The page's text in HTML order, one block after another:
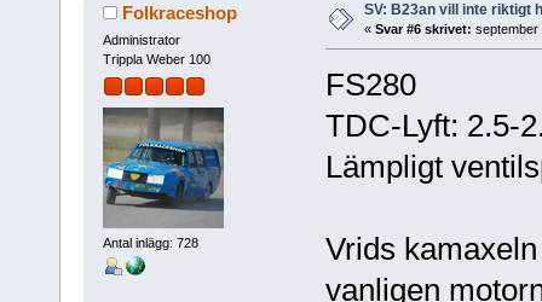
Folkraceshop
Administrator
Trippla Weber 100
Antal inlägg: 728
SV: B23an vill inte riktigt
« Svar #6 skrivet: september
FS280
TDC-Lyft: 2.5-
Lämpligt
Vrids
vanligen